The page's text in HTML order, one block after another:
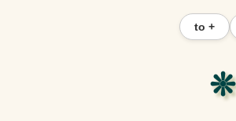
to +